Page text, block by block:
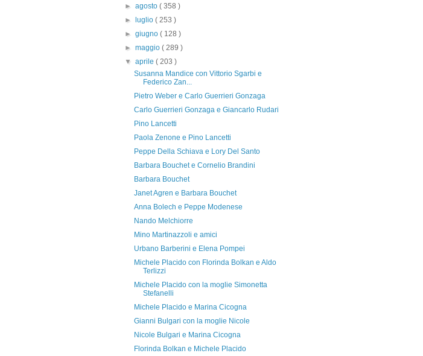
►agosto( 358 )
►
luglio( 253 )
►giugno( 128 )
►maggio( 289 )
▼aprile( 203 )
Susanna Mandice con Vittorio Sgarbi e
Federico Zan...
Pietro Weber e Carlo Guerrieri Gonzaga
Carlo Guerrieri Gonzaga e Giancarlo Rudari
Pino Lancetti
Paola Zenone e Pino Lancetti
Peppe Della Schiava e Lory Del Santo
Barbara Bouchet e Cornelio Brandini
Barbara Bouchet
Janet Agren e Barbara Bouchet
Anna Bolech e Peppe Modenese
Nando Melchiorre
Mino Martinazzoli e amici
Urbano Barberini e Elena Pompei
Michele Placido con Florinda Bolkan e Aldo
Terlizzi
Michele Placido con la moglie Simonetta
Stefanelli
Michele Placido e Marina Cicogna
Gianni Bulgari con la moglie Nicole
Nicole Bulgari e Marina Cicogna
Florinda Bolkan e Michele Placido